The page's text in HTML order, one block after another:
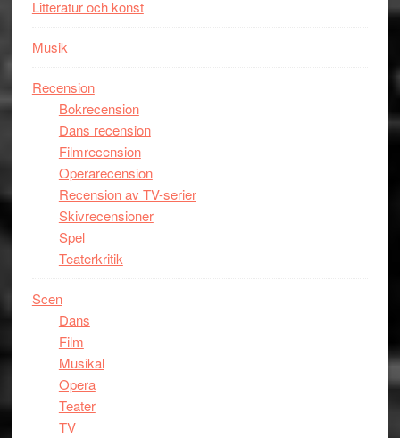
Litteratur och konst
Musik
Recension
Bokrecension
Dans recension
Filmrecension
Operarecension
Recension av TV-serier
Skivrecensioner
Spel
Teaterkritik
Scen
Dans
Film
Musikal
Opera
Teater
TV